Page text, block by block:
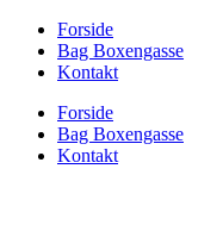
Forside
Bag Boxengasse
Kontakt
Forside
Bag Boxengasse
Kontakt